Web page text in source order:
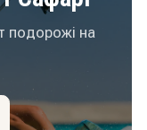
подорожі на